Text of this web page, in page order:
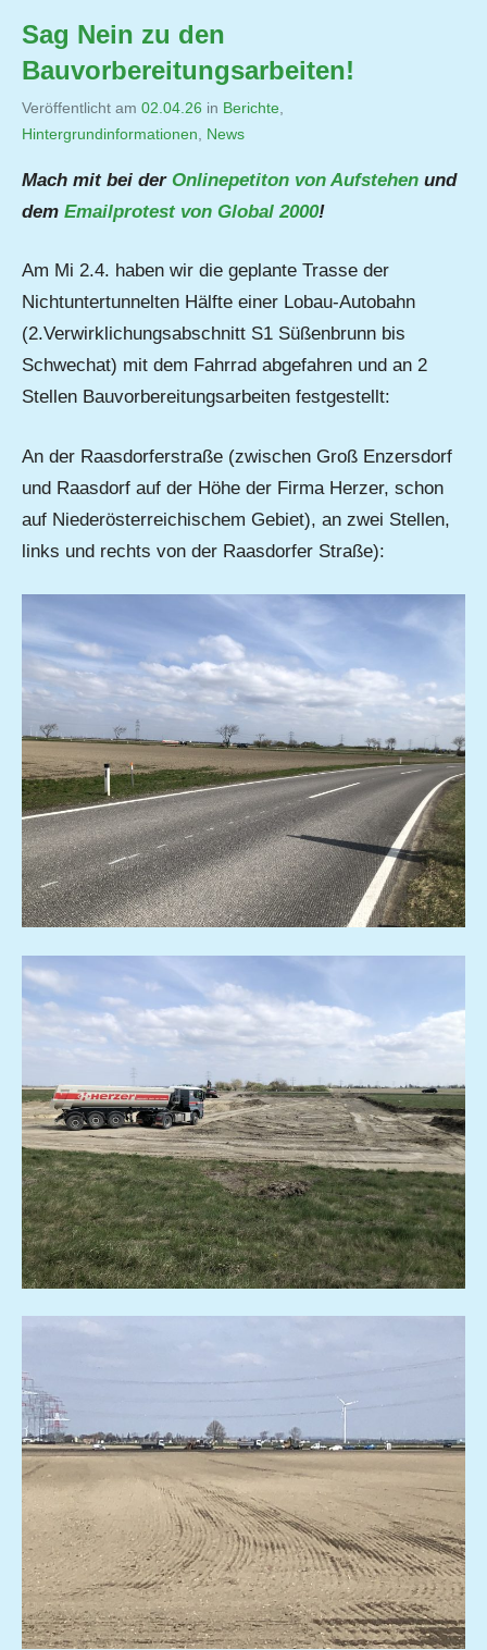
Sag Nein zu den
Bauvorbereitungsarbeiten!
Veröffentlicht am 02.04.26 von
Jutta
in Berichte
Hintergrundinformationen
News
Mach mit bei der Onlinepetiton von Aufstehen und
dem Emailprotest von Global 2000!
Am Mi 2.4. haben wir die geplante Trasse der
Nichtuntertunnelten Hälfte einer Lobau-Autobahn
(2.Verwirklichungsabschnitt S1 Süßenbrunn bis
Schwechat) mit dem Fahrrad abgefahren und an 2
Stellen Bauvorbereitungsarbeiten festgestellt:
An der Raasdorferstraße (zwischen Groß Enzersdorf
und Raasdorf auf der Höhe der Firma Herzer, schon
auf Niederösterreichischem Gebiet), an zwei Stellen,
links und rechts von der Raasdorfer Straße):